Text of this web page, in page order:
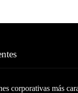
corporativas más